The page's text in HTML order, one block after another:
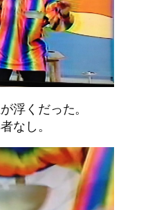
浮くだった。
なし。